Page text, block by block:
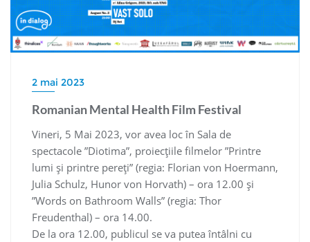
2 mai 2023
Romanian Mental Health Film Festival
Vineri, 5 Mai 2023, vor avea loc în Sala de
spectacole ”Diotima”, proiecțiile filmelor ”Printre
lumi și printre pereți” (regia: Florian von Hoermann,
Julia Schulz, Hunor von Horvath) – ora 12.00 și
”Words on Bathroom Walls” (regia: Thor
Freudenthal) – ora 14.00.
De la ora 12.00, publicul se va putea întâlni cu